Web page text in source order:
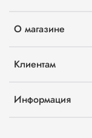
О магазине
Клиентам
Информация